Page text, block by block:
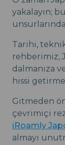
yakalayın;
Tarihi,
rehberimiz,
dalmanıza
hissi
Gitmeden
çevrimiçi
iRoamly
almayı